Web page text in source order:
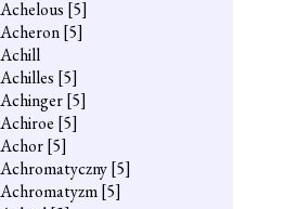
Achelous [5]
Acheron[5]
Achill
Achilles [5]
Achinger[5]
Achiroe [5]
Achor[5]
Achromatyczny[5]
Achromatyzm[5]